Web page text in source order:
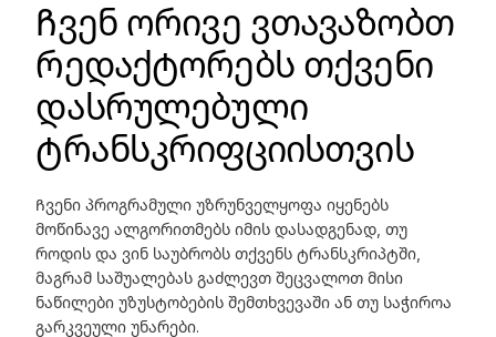
Ჩვენ ორივე ვთავაზობთ
რედაქტორებს თქვენი
დასრულებული
ტრანსკრიფციისთვის
Ჩვენი პროგრამული უზრუნველყოფა იყენებს
მოწინავე ალგორითმებს იმის დასადგენად, თუ
როდის და ვინ საუბრობს თქვენს ტრანსკრიპტში,
მაგრამ საშუალებას გაძლევთ შეცვალოთ მისი
ნაწილები უზუსტობების შემთხვევაში ან თუ საჭიროა
გარკვეული უნარები.